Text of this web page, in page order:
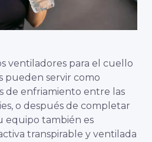
ventiladores para el cuello
pueden servir como
de enfriamiento entre las
o después de completar
equipo también es
transpirable y ventilada